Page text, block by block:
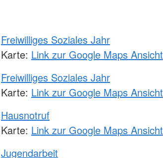
Freiwilliges Soziales Jahr
Karte: Link zur Google Maps Ansicht
Freiwilliges Soziales Jahr
Karte: Link zur Google Maps Ansicht
Hausnotruf
Karte: Link zur Google Maps Ansicht
Jugendarbeit